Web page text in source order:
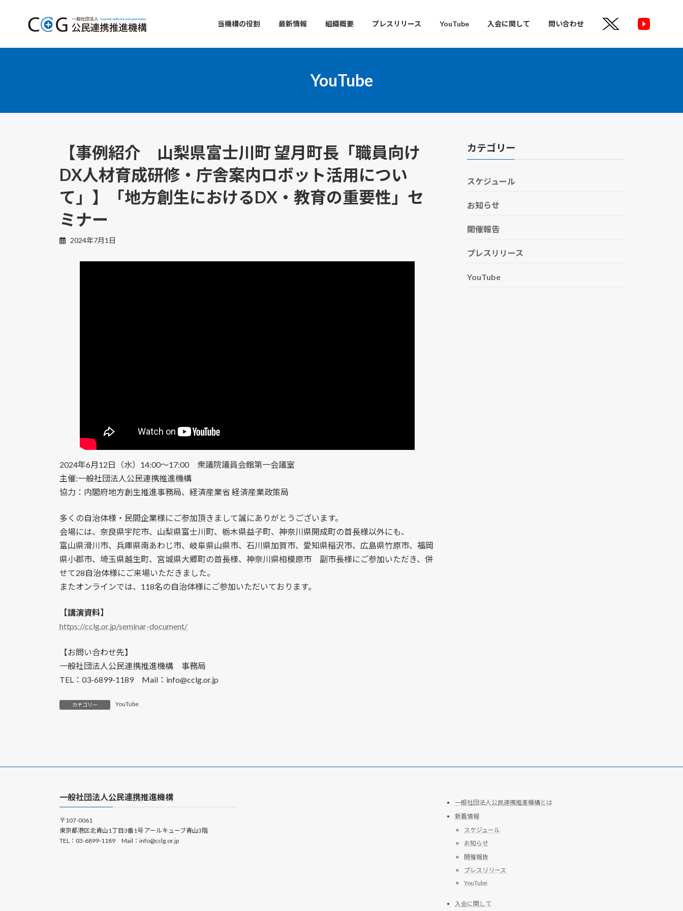
プ
動
当機構の役割 最新情報 組織概要 プレスリリース YouTube 入会に関して 問い合わせ
YouTube
【事例紹介 山梨県富士川町 望月町長「職員向け
DX人材育成研修・庁舎案内ロボット活用につい
て」】「地方創生におけるDX・教育の重要性」セ
ミナー
2024年7月1日
2024年6月12日（水）14:00～17:00 衆議院議員会館第一会議室
主催:一般社団法人公民連携推進機構
協力：内閣府地方創生推進事務局、経済産業省 経済産業政策局
多くの自治体様・民間企業様にご参加頂きまして誠にありがとうございます。
会場には、奈良県宇陀市、山梨県富士川町、栃木県益子町、神奈川県開成町の首長様以外にも、
富山県滑川市、兵庫県南あわじ市、岐阜県山県市、石川県加賀市、愛知県稲沢市、広島県竹原市、福岡
県小郡市、埼玉県越生町、宮城県大郷町の首長様、神奈川県相模原市 副市長様にご参加いただき、併
せて28自治体様にご来場いただきました。
またオンラインでは、118名の自治体様にご参加いただいております。
【講演資料】
https://cclg.or.jp/seminar-document/
【お問い合わせ先】
一般社団法人公民連携推進機構 事務局
TEL：03-6899-1189 Mail：info@cclg.or.jp
カテゴリー YouTube
カテゴリー
スケジュール
お知らせ
開催報告
プレスリリース
YouTube
一般社団法人公民連携推進機構
〒107-0061
東京都港区北青山1丁目3番1号 アールキューブ青山3階
TEL：03-6899-1189 Mail：info@cclg.or.jp
一般社団法人公民連携推進機構とは
新着情報
スケジュール
お知らせ
開催報告
プレスリリース
YouTube
入会に関して